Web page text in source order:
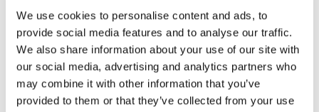
We use cookies to personalise content and ads, to
provide social media features and to analyse our traffic.
We also share information about your use of our site with
our social media, advertising and analytics partners who
may combine it with other information that you’ve
provided to them or that they’ve collected from your use
Toggle features
Todas las características